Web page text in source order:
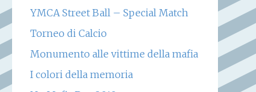
YMCA Street Ball – Special Match
Torneo di Calcio
Monumento alle vittime della mafia
I colori della memoria